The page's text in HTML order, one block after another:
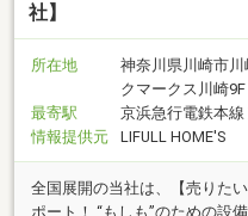
社】
所在地
神奈川県川崎市
クマークス川崎9F
最寄駅
京浜急行電鉄本
情報提供元
LIFULL HOME'S
全国展開の当社は、【売りた
ポート！ “もしも”のための設